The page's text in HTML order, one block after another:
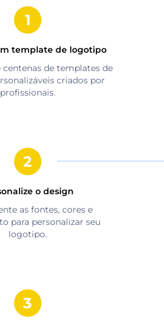
template de logotipo
centenas de templates de
criados por
profissionais.
o design
as fontes, cores e
para personalizar seu
logotipo.